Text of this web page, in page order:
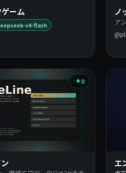
ーム
v4-flash
ノ
ア
0
エ